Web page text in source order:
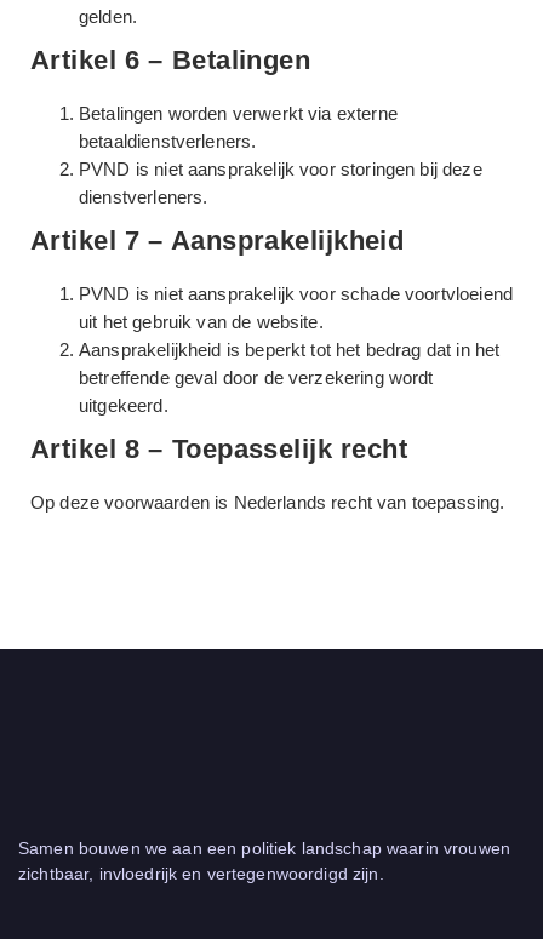
gelden.
Artikel 6 – Betalingen
Betalingen worden verwerkt via externe
betaaldienstverleners.
PVND is niet aansprakelijk voor storingen bij deze
dienstverleners.
Artikel 7 – Aansprakelijkheid
PVND is niet aansprakelijk voor schade voortvloeiend
uit het gebruik van de website.
Aansprakelijkheid is beperkt tot het bedrag dat in het
betreffende geval door de verzekering wordt
uitgekeerd.
Artikel 8 – Toepasselijk recht
Op deze voorwaarden is Nederlands recht van toepassing.
Samen bouwen we aan een politiek landschap waarin vrouwen
zichtbaar, invloedrijk en vertegenwoordigd zijn.